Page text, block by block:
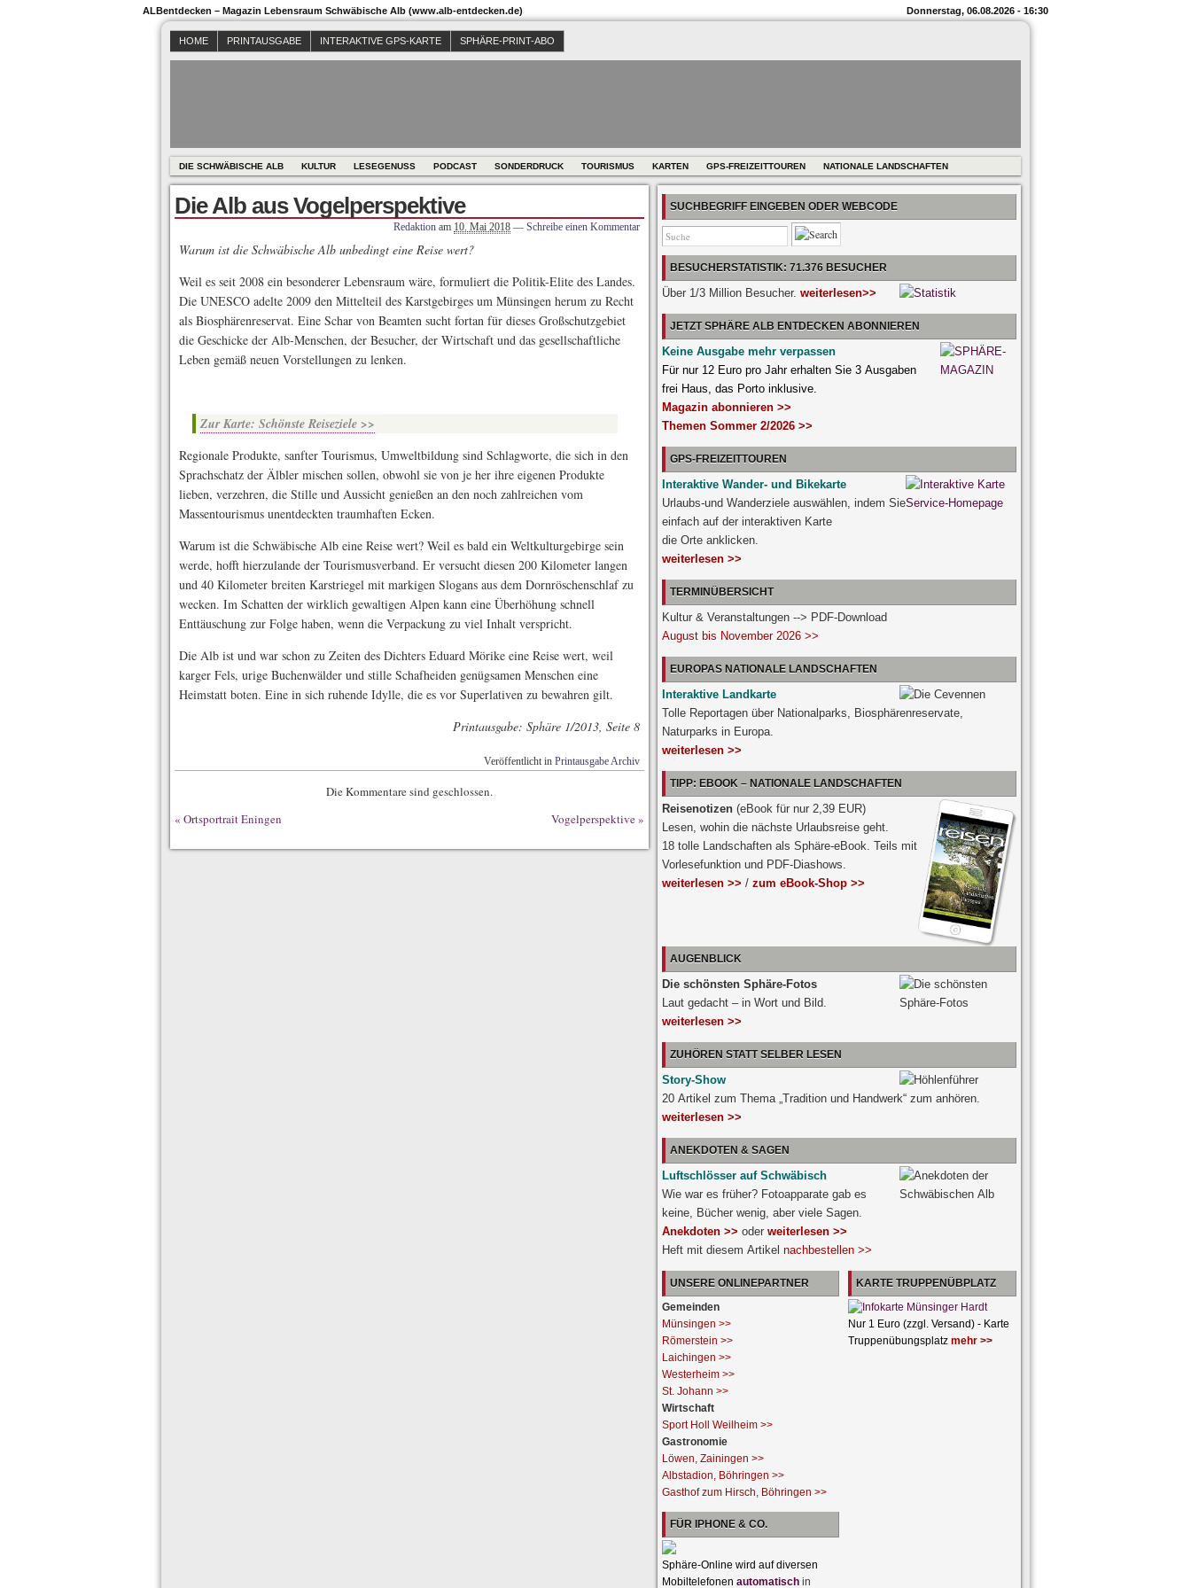
ALBentdecken – Magazin Lebensraum Schwäbische Alb (www.alb-entdecken.de) Donnerstag, 06.08.2026 - 16:30
HOME PRINTAUSGABE INTERAKTIVE GPS-KARTE SPHÄRE-PRINT-ABO
DIE SCHWÄBISCHE ALB KULTUR LESEGENUSS PODCAST SONDERDRUCK TOURISMUS KARTEN GPS-FREIZEITTOUREN NATIONALE LANDSCHAFTEN
Die Alb aus Vogelperspektive
Redaktion am 10. Mai 2018 — Schreibe einen Kommentar
Warum ist die Schwäbische Alb unbedingt eine Reise wert?
Weil es seit 2008 ein besonderer Lebensraum wäre, formuliert die Politik-Elite des Landes.
Die ­UNESCO adelte 2009 den Mittelteil des Karstgebirges um Münsingen herum zu Recht
als Biosphärenreservat. Eine Schar von Beamten sucht fortan für dieses Großschutzgebiet
die Geschicke der Alb-Menschen, der Besucher, der Wirtschaft und das gesellschaftliche
Leben gemäß neuen Vorstellungen zu lenken.
Zur Karte: Schönste Reiseziele >>
Regionale Produkte, sanfter Tourismus, Umweltbildung sind Schlagworte, die sich in den
Sprachschatz der Älbler mischen sollen, obwohl sie von je her ihre eigenen Produkte
lieben, verzehren, die Stille und Aussicht genießen an den noch zahlreichen vom
Massentourismus unentdeckten traumhaften Ecken.
Warum ist die Schwäbische Alb eine Reise wert? Weil es bald ein Weltkulturgebirge sein
werde, hofft hierzulande der Tourismusverband. Er versucht diesen 200 Kilometer langen
und 40 Kilometer breiten Karst­riegel mit markigen Slogans aus dem Dornröschenschlaf zu
wecken. Im Schatten der wirklich gewaltigen Alpen kann eine Überhöhung schnell
Enttäuschung zur Folge haben, wenn die Verpackung zu viel Inhalt verspricht.
Die Alb ist und war schon zu Zeiten des Dichters Eduard Mörike eine Reise wert, weil
karger Fels, urige Buchenwälder und stille Schafheiden genügsamen Menschen eine
Heimstatt boten. Eine in sich ruhende Idylle, die es vor Superlativen zu bewahren gilt.
Printausgabe: Sphäre 1/2013, Seite 8
Veröffentlicht in Printausgabe Archiv
Die Kommentare sind geschlossen.
« Ortsportrait Eningen Vogelperspektive»
SUCHBEGRIFF EINGEBEN ODER WEBCODE
BESUCHERSTATISTIK: 71.376 BESUCHER
Über 1/3 Million Besucher. weiterlesen>>
JETZT SPHÄRE ALB ENTDECKEN ABONNIEREN
Keine Ausgabe mehr verpassen
Für nur 12 Euro pro Jahr erhalten Sie 3 Ausgaben
frei Haus, das Porto inklusive.
Magazin abonnieren >>
Themen Sommer 2/2026 >>
GPS-FREIZEITTOUREN
Interaktive Wander- und Bikekarte
Urlaubs-und Wanderziele auswählen, indem Sie
einfach auf der interaktiven Karte
die Orte anklicken.
weiterlesen >>
TERMINÜBERSICHT
Kultur & Veranstaltungen --> PDF-Download
August bis November 2026 >>
EUROPAS NATIONALE LANDSCHAFTEN
Interaktive Landkarte
Tolle Reportagen über Nationalparks, Biosphärenreservate,
Naturparks in Europa.
weiterlesen >>
TIPP: EBOOK – NATIONALE LANDSCHAFTEN
Reisenotizen (eBook für nur 2,39 EUR)
Lesen, wohin die nächste Urlaubsreise geht.
18 tolle Landschaften als Sphäre-eBook. Teils mit
Vorlesefunktion und PDF-Diashows.
weiterlesen >> / zum eBook-Shop >>
AUGENBLICK
Die schönsten Sphäre-Fotos
Laut gedacht – in Wort und Bild.
weiterlesen >>
ZUHÖREN STATT SELBER LESEN
Story-Show
20 Artikel zum Thema „Tradition und Handwerk“ zum anhören.
weiterlesen >>
ANEKDOTEN & SAGEN
Luftschlösser auf Schwäbisch
Wie war es früher? Fotoapparate gab es
keine, Bücher wenig, aber viele Sagen.
Anekdoten >> oder weiterlesen >>
Heft mit diesem Artikel nachbestellen >>
UNSERE ONLINEPARTNER
Gemeinden
Münsingen >>
Römerstein >>
Laichingen >>
Westerheim >>
St. Johann >>
Wirtschaft
Sport Holl Weilheim >>
Gastronomie
Löwen, Zainingen >>
Albstadion, Böhringen >>
Gasthof zum Hirsch, Böhringen >>
FÜR IPHONE & CO.
Sphäre-Online wird auf diversen
Mobiltelefonen automatisch
KARTE TRUPPENÜBPLATZ
Nur 1 Euro (zzgl. Versand) - Karte
Truppenübungsplatz mehr >>